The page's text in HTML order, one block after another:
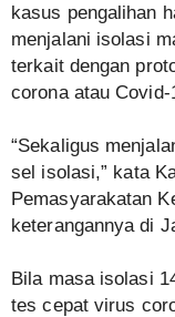
kasus pengalihan
menjalani isolasi
terkait dengan
corona atau Covid-
“Sekaligus
sel isolasi,” kata
Pemasyarakatan
keterangannya di
Bila masa isolasi
tes cepat virus